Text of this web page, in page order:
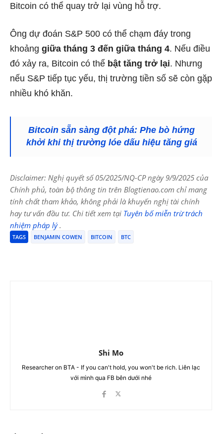
Bitcoin có thể quay trở lại vùng hỗ trợ.
Ông dự đoán S&P 500 có thể chạm đáy trong
khoảng giữa tháng 3 đến giữa tháng 4. Nếu điều
đó xảy ra, Bitcoin có thể bật tăng trở lại. Nhưng
nếu S&P tiếp tục yếu, thị trường tiền số sẽ còn gặp
nhiều khó khăn.
Bitcoin sẵn sàng đột phá: Phe bò hứng
khởi khi thị trường lóe dấu hiệu tăng giá
Disclaimer: Nghị quyết số 05/2025/NQ-CP ngày 9/9/2025 của
Chính phủ, toàn bộ thông tin trên Blogtienao.com chỉ mang
tính chất tham khảo, không phải là khuyến nghị tài chính
hay tư vấn đầu tư. Chi tiết xem tại Tuyên bố miễn trừ trách
nhiệm pháp lý.
TAGS BENJAMIN COWEN BITCOIN BTC
Shi Mo
Researcher on BTA - If you can't hold, you won't be rich. Liên lạc
với mình qua FB bên dưới nhé